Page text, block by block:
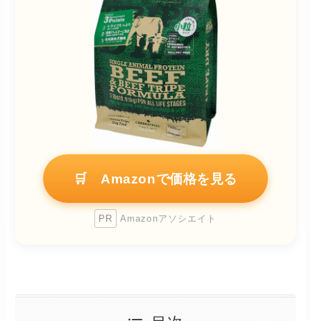
🛒 Amazonで価格を見る
PR Amazonアソシエイト